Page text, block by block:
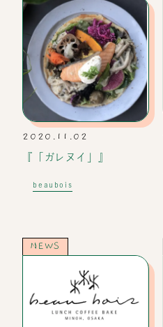
2020.11.02
『「ガレヌイ」』
beaubois
NEWS